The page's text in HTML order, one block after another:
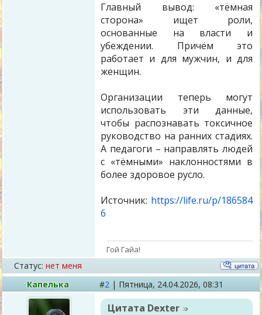
Главный вывод: «тёмная
сторона» ищет роли,
основанные на власти и
убеждении. Причём это
работает и для мужчин, и для
женщин.
Организации теперь могут
использовать эти данные,
чтобы распознавать токсичное
руководство на ранних стадиях.
А педагоги – направлять людей
с «тёмными» наклонностями в
более здоровое русло.
Источник: https://life.ru/p/186584
6
Гой Гайа!
Статус: нет меня
Капелька
#2 | Пятница, 24.04.2026, 08:31
Цитата Dexter